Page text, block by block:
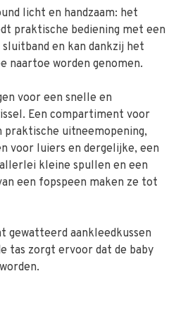
licht en handzaam: het
praktische bediening met een
en kan dankzij het
naartoe worden genomen.
voor een snelle en
Een compartiment voor
uitneemopening,
voor luiers en dergelijke, een
kleine spullen en een
een fopspeen maken ze tot
gewatteerd aankleedkussen
tas zorgt ervoor dat de baby